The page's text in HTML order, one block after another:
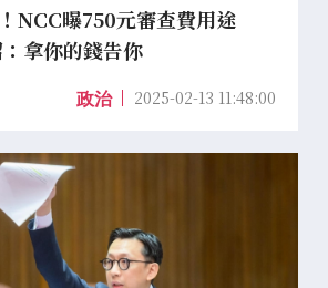
NCC曝750元審查費用途
拿你的錢告你
政治 2025-02-13 11:48:00